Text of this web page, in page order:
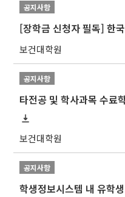
공지사항
보건대학원
공지사항
타전공 및 학사과목 수료
보건대학원
공지사항